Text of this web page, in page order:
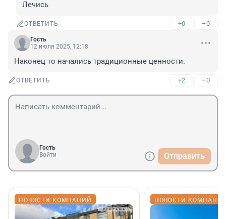
Лечись
ОТВЕТИТЬ +0 –0
Гость
12 июля 2025, 12:18
Наконец то начались традиционные ценности.
ОТВЕТИТЬ +2 –0
Гость
Войти
Отправить
НОВОСТИ КОМПАНИЙ НОВОСТИ